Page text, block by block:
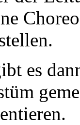
es